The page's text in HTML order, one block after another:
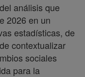
análisis que
2026 en un
estadísticas, de
contextualizar
sociales
para la